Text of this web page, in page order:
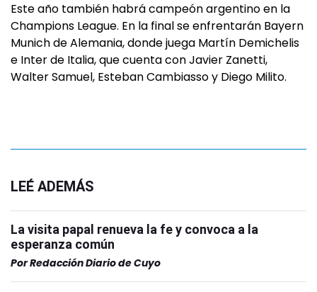
Este año también habrá campeón argentino en la
Champions League. En la final se enfrentarán Bayern
Munich de Alemania, donde juega Martín Demichelis
e Inter de Italia, que cuenta con Javier Zanetti,
Walter Samuel, Esteban Cambiasso y Diego Milito.
LEÉ ADEMÁS
La visita papal renueva la fe y convoca a la
esperanza común
PorRedacción Diario de Cuyo